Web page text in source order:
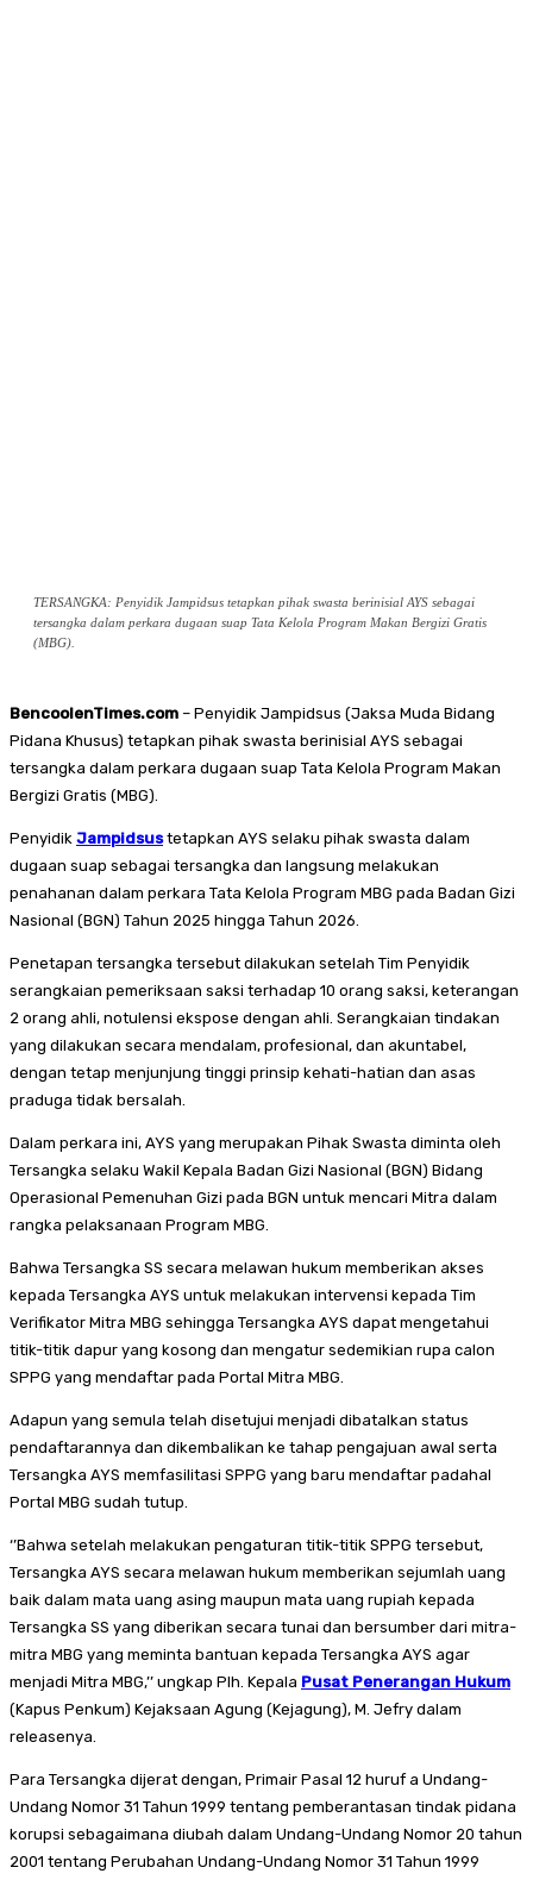
TERSANGKA: Penyidik Jampidsus tetapkan pihak swasta berinisial AYS sebagai
tersangka dalam perkara dugaan suap Tata Kelola Program Makan Bergizi Gratis
(MBG).
BencoolenTimes.com – Penyidik Jampidsus (Jaksa Muda Bidang
Pidana Khusus) tetapkan pihak swasta berinisial AYS sebagai
tersangka dalam perkara dugaan suap Tata Kelola Program Makan
Bergizi Gratis (MBG).
Penyidik Jampidsustetapkan AYS selaku pihak swasta dalam
dugaan suap sebagai tersangka dan langsung melakukan
penahanan dalam perkara Tata Kelola Program MBG pada Badan Gizi
Nasional (BGN) Tahun 2025 hingga Tahun 2026.
Penetapan tersangka tersebut dilakukan setelah Tim Penyidik
serangkaian pemeriksaan saksi terhadap 10 orang saksi, keterangan
2 orang ahli, notulensi ekspose dengan ahli. Serangkaian tindakan
yang dilakukan secara mendalam, profesional, dan akuntabel,
dengan tetap menjunjung tinggi prinsip kehati-hatian dan asas
praduga tidak bersalah.
Dalam perkara ini, AYS yang merupakan Pihak Swasta diminta oleh
Tersangka selaku Wakil Kepala Badan Gizi Nasional (BGN) Bidang
Operasional Pemenuhan Gizi pada BGN untuk mencari Mitra dalam
rangka pelaksanaan Program MBG.
Bahwa Tersangka SS secara melawan hukum memberikan akses
kepada Tersangka AYS untuk melakukan intervensi kepada Tim
Verifikator Mitra MBG sehingga Tersangka AYS dapat mengetahui
titik-titik dapur yang kosong dan mengatur sedemikian rupa calon
SPPG yang mendaftar pada Portal Mitra MBG.
Adapun yang semula telah disetujui menjadi dibatalkan status
pendaftarannya dan dikembalikan ke tahap pengajuan awal serta
Tersangka AYS memfasilitasi SPPG yang baru mendaftar padahal
Portal MBG sudah tutup.
‘’Bahwa setelah melakukan pengaturan titik-titik SPPG tersebut,
Tersangka AYS secara melawan hukum memberikan sejumlah uang
baik dalam mata uang asing maupun mata uang rupiah kepada
Tersangka SS yang diberikan secara tunai dan bersumber dari mitra-
mitra MBG yang meminta bantuan kepada Tersangka AYS agar
menjadi Mitra MBG,’’ ungkap Plh. Kepala Pusat Penerangan Hukum
(Kapus Penkum) Kejaksaan Agung (Kejagung), M. Jefry dalam
releasenya.
Para Tersangka dijerat dengan, Primair Pasal 12 huruf a Undang-
Undang Nomor 31 Tahun 1999 tentang pemberantasan tindak pidana
korupsi sebagaimana diubah dalam Undang-Undang Nomor 20 tahun
2001 tentang Perubahan Undang-Undang Nomor 31 Tahun 1999